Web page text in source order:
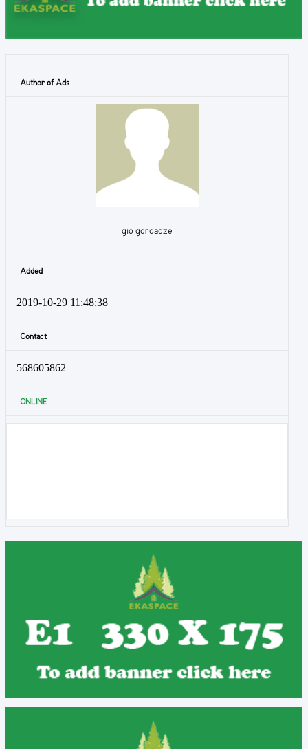
Author of Ads
gio gordadze
Added
2019-10-29 11:48:38
Contact
568605862
ONLINE